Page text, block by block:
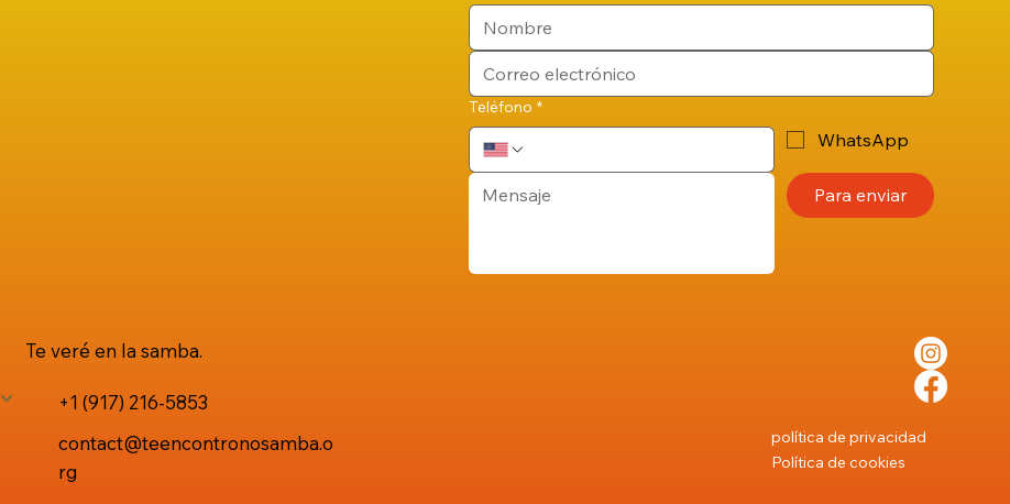
Teléfono *
WhatsApp
Para enviar
Te veré en la samba.
+1 (917) 216-5853
contact@teencontronosamba.o
rg
política de privacidad
Política de cookies